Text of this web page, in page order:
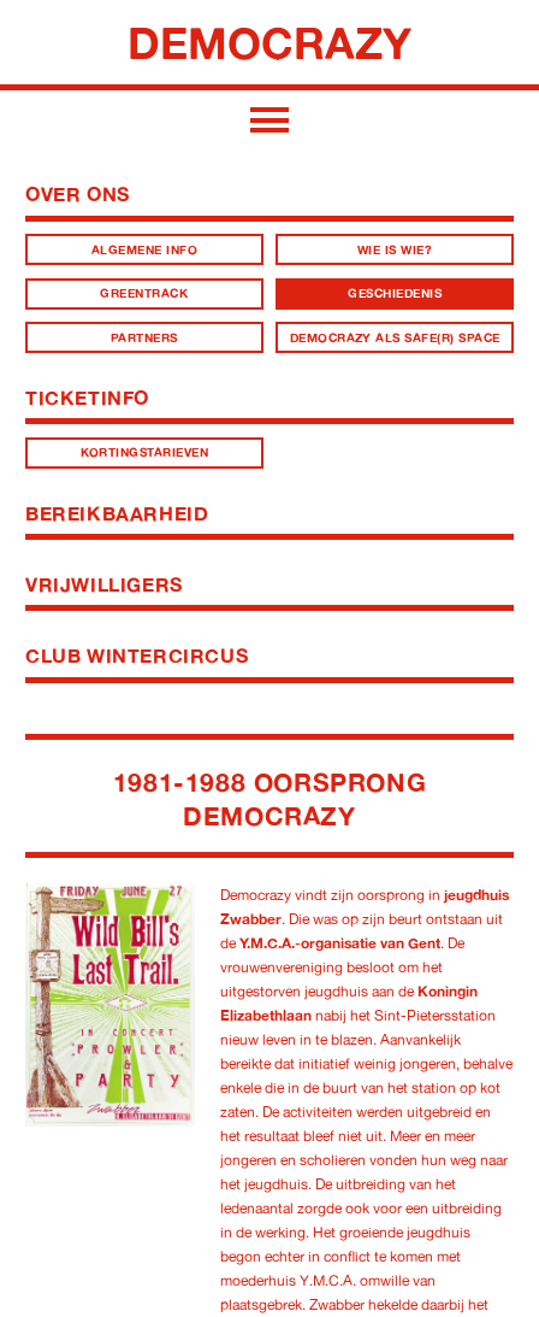
DEMOCRAZY
1981-1988 OORSPRONG
DEMOCRAZY
Democrazy vindt zijn oorsprong injeugdhuis
Zwabber. Die was op zijn beurt ontstaan uit
deY.M.C.A.-organisatie van Gent. De
vrouwenvereniging besloot om het
uitgestorven jeugdhuis aan deKoningin
Elizabethlaan nabij het Sint-Pietersstation
nieuw leven in te blazen. Aanvankelijk
bereikte dat initiatief weinig jongeren, behalve
enkele die in de buurt van het station op kot
zaten. De activiteiten werden uitgebreid en
het resultaat bleef niet uit. Meer en meer
jongeren en scholieren vonden hun weg naar
het jeugdhuis. De uitbreiding van het
ledenaantal zorgde ook voor een uitbreiding
in de werking. Het groeiende jeugdhuis
begon echter in conflict te komen met
moederhuis Y.M.C.A. omwille van
plaatsgebrek. Zwabber hekelde daarbij het
OVER ONS
ALGEMENE INFO WIE IS WIE?
GREENTRACK GESCHIEDENIS
PARTNERS DEMOCRAZY ALS SAFE(R) SPACE
TICKETINFO
KORTINGSTARIEVEN
BEREIKBAARHEID
VRIJWILLIGERS
CLUB WINTERCIRCUS